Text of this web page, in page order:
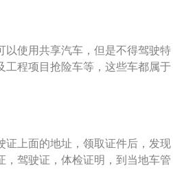
驾驶人在实习期内驾驶机动车上
型驾驶证三年以上的驾驶人陪
的，可以由持有小型自动挡载客
准驾车型后的实习期内，驾驶原
以使用共享汽车，但是不得驾驶特
工程项目抢险车等，这些车都属于
样的实习标志，而租车公司和共
上的司机陪同上高速的。驾驶证
开车上路注意的事项有很多，尤
，但是违章两次后，那就直接取消
遍。有些租车公司对实习驾驶员
过才能租车。要按照租车公司的
证上面的地址，领取证件后，发现
，驾驶证，体检证明，到当地车管
误信息更改。中华人民共和国机